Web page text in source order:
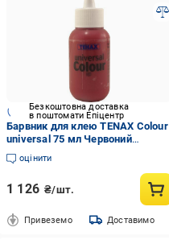
Безкоштовна доставка
в поштомати Епіцентр
Барвник для клею TENAX Colour
universal 75 мл Червоний
(000176-3)
оцінити
1 126 ₴/шт.
Привеземо Доставимо